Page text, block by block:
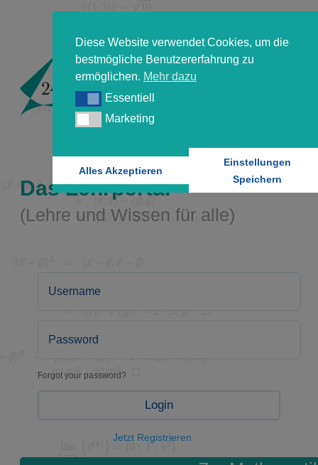
Diese Website verwendet Cookies, um die
bestmögliche Benutzererfahrung zu
ermöglichen. Mehr dazu
EssentiellEssentiell
MarketingMarketing
Alles Akzeptieren
Einstellungen
Speichern
Das Lehrportal
(Lehre und Wissen für alle)
Forgot your password?
Login
Jetzt Registrieren